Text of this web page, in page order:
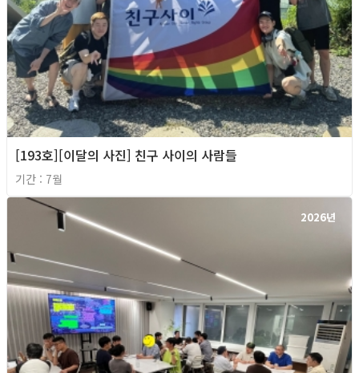
[193호][이달의 사진] 친구 사이의 사람들
기간 : 7월
2026년